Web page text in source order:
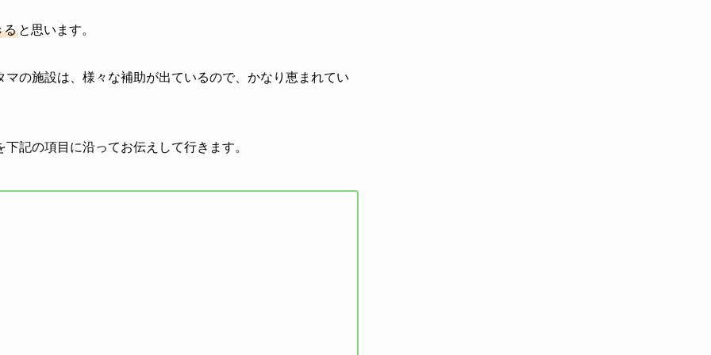
る と思います。
の施設は、様々な補助が出ているので、かなり恵まれてい
記の項目に沿ってお伝えして行きます。